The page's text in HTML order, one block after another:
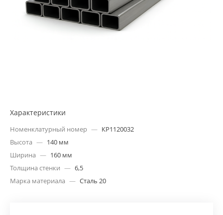
Характеристики
Номенклатурный номер — КР1120032
Высота — 140 мм
Ширина — 160 мм
Толщина стенки — 6,5
Марка материала — Сталь 20